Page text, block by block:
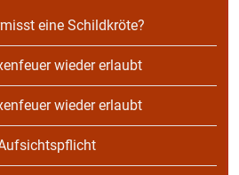
eine Schildkröte?
wieder erlaubt
wieder erlaubt